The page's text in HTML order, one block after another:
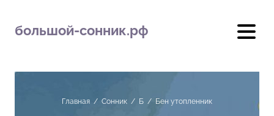
большой-сонник.рф
Главная / Сонник / Б / Бен утопленник